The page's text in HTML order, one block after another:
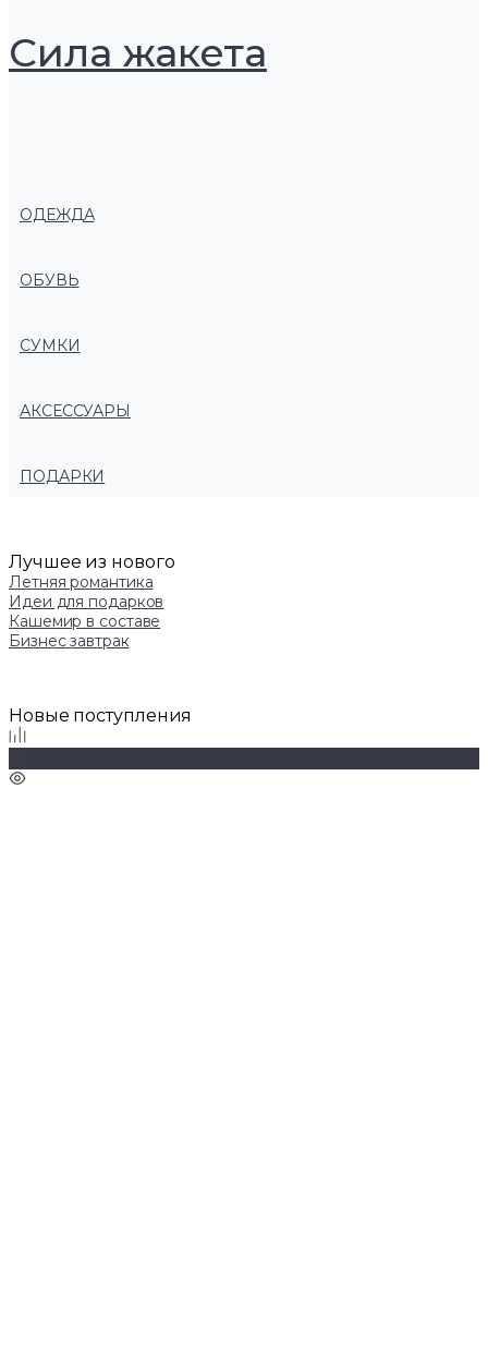
Сила жакета
ОДЕЖДА
ОБУВЬ
СУМКИ
АКСЕССУАРЫ
ПОДАРКИ
Лучшее из нового
Летняя романтика
Идеи для подарков
Кашемир в составе
Бизнес завтрак
Новые поступления